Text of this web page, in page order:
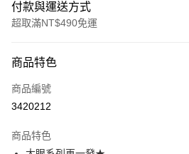
付款與運送方式
超取滿NT$490免運
信用卡一次付款
超商取貨付款
Apple Pay
商品特色
商品編號
3420212
商品特色